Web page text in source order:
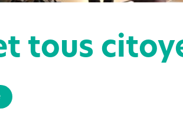
tous